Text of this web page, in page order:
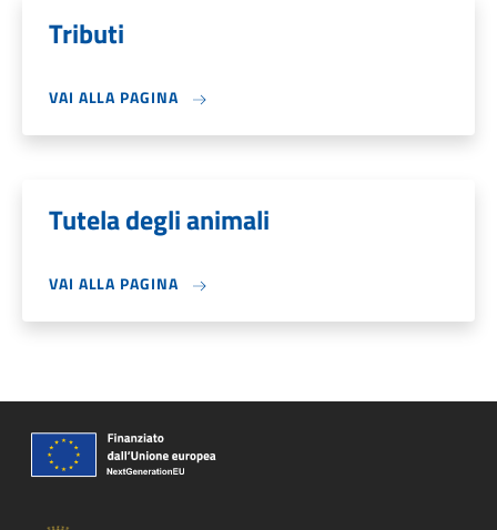
Tributi
VAI ALLA PAGINA
Tutela degli animali
VAI ALLA PAGINA